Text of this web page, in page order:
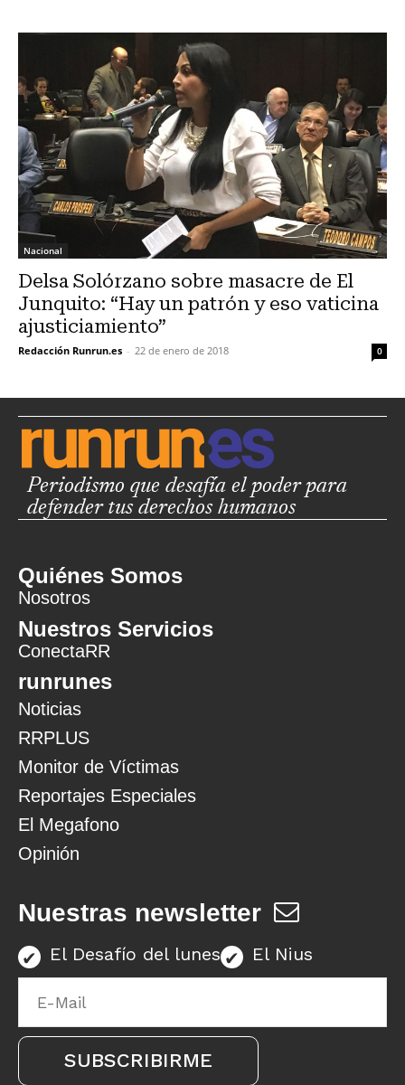
Nacional
Delsa Solórzano sobre masacre de El
Junquito: “Hay un patrón y eso vaticina
ajusticiamiento”
Redacción Runrun.es - 22 de enero de 2018 0
Periodismo que desafía el poder para
defender tus derechos humanos
Quiénes Somos
Nosotros
Nuestros Servicios
ConectaRR
runrunes
Noticias
RRPLUS
Monitor de Víctimas
Reportajes Especiales
El Megafono
Opinión
Nuestras newsletter
El Desafío del lunes El Nius